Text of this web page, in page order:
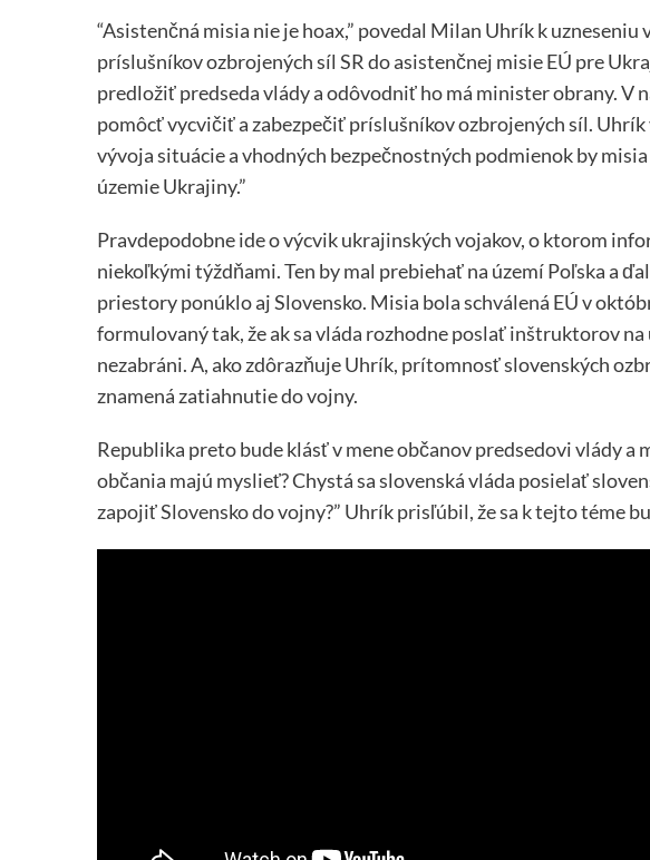
“Asistenčná misia nie je hoax,” povedal Milan Uhrík k uzneseniu
príslušníkov ozbrojených síl SR do asistenčnej misie EÚ pre
predložiť predseda vlády a odôvodniť ho má minister obrany. V
pomôcť vycvičiť a zabezpečiť príslušníkov ozbrojených síl. Uhrík
vývoja situácie a vhodných bezpečnostných podmienok by
územie Ukrajiny.”
Pravdepodobne ide o výcvik ukrajinských vojakov, o ktorom
niekoľkými týždňami. Ten by mal prebiehať na území Poľska a
priestory ponúklo aj Slovensko. Misia bola schválená EÚ v
formulovaný tak, že ak sa vláda rozhodne poslať inštruktorov
nezabráni. A, ako zdôrazňuje Uhrík, prítomnosť slovenských
znamená zatiahnutie do vojny.
Republika preto bude klásť v mene občanov predsedovi vlády a
občania majú myslieť? Chystá sa slovenská vláda posielať
zapojiť Slovensko do vojny?” Uhrík prisľúbil, že sa k tejto téme